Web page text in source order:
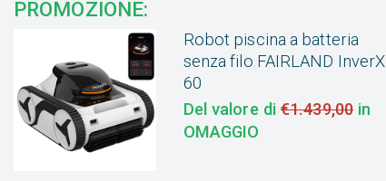
PROMOZIONE:
Robot piscina a batteria
senza filo FAIRLAND InverX
60
Del valore di€1.439,00in
OMAGGIO